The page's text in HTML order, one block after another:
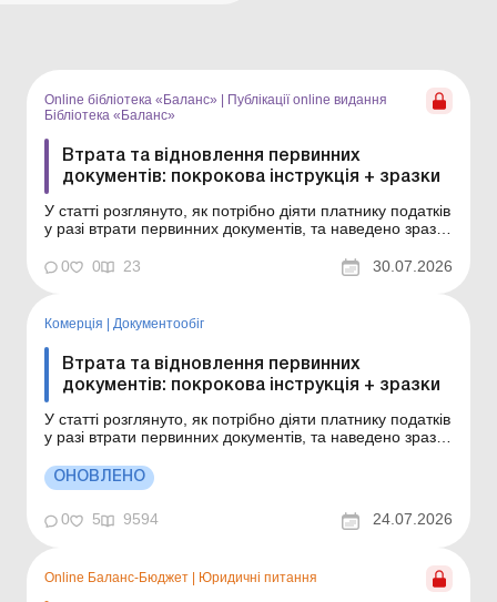
Online бібліотека «Баланс»
Публікації online видання
Бібліотека «Баланс»
Втрата та відновлення первинних
документів: покрокова інструкція + зразки
У статті розглянуто, як потрібно діяти платнику податків
у разі втрати первинних документів, та наведено зразки
Спецтема «Первинні та кадрові документи: оригінали,
копії, дублікати» Втрата первинних документів може
0 0 23 30.07.2026
Комерція Документообiг
Втрата та відновлення первинних
документів: покрокова інструкція + зразки
У статті розглянуто, як потрібно діяти платнику податків
у разі втрати первинних документів, та наведено зразки
може бути пов’язана з недбалістю осіб, відповідальних
за зберігання документів, крадіжкою, природними
ОНОВЛЕНО
0 5 9594 24.07.2026
Online Баланс-Бюджет | Юридичні питання